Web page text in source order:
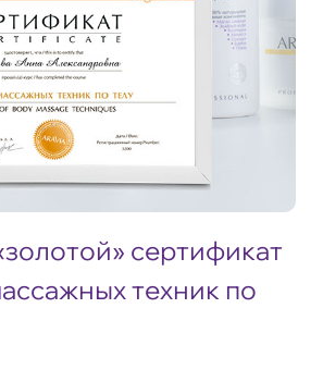
сертификат
техник по